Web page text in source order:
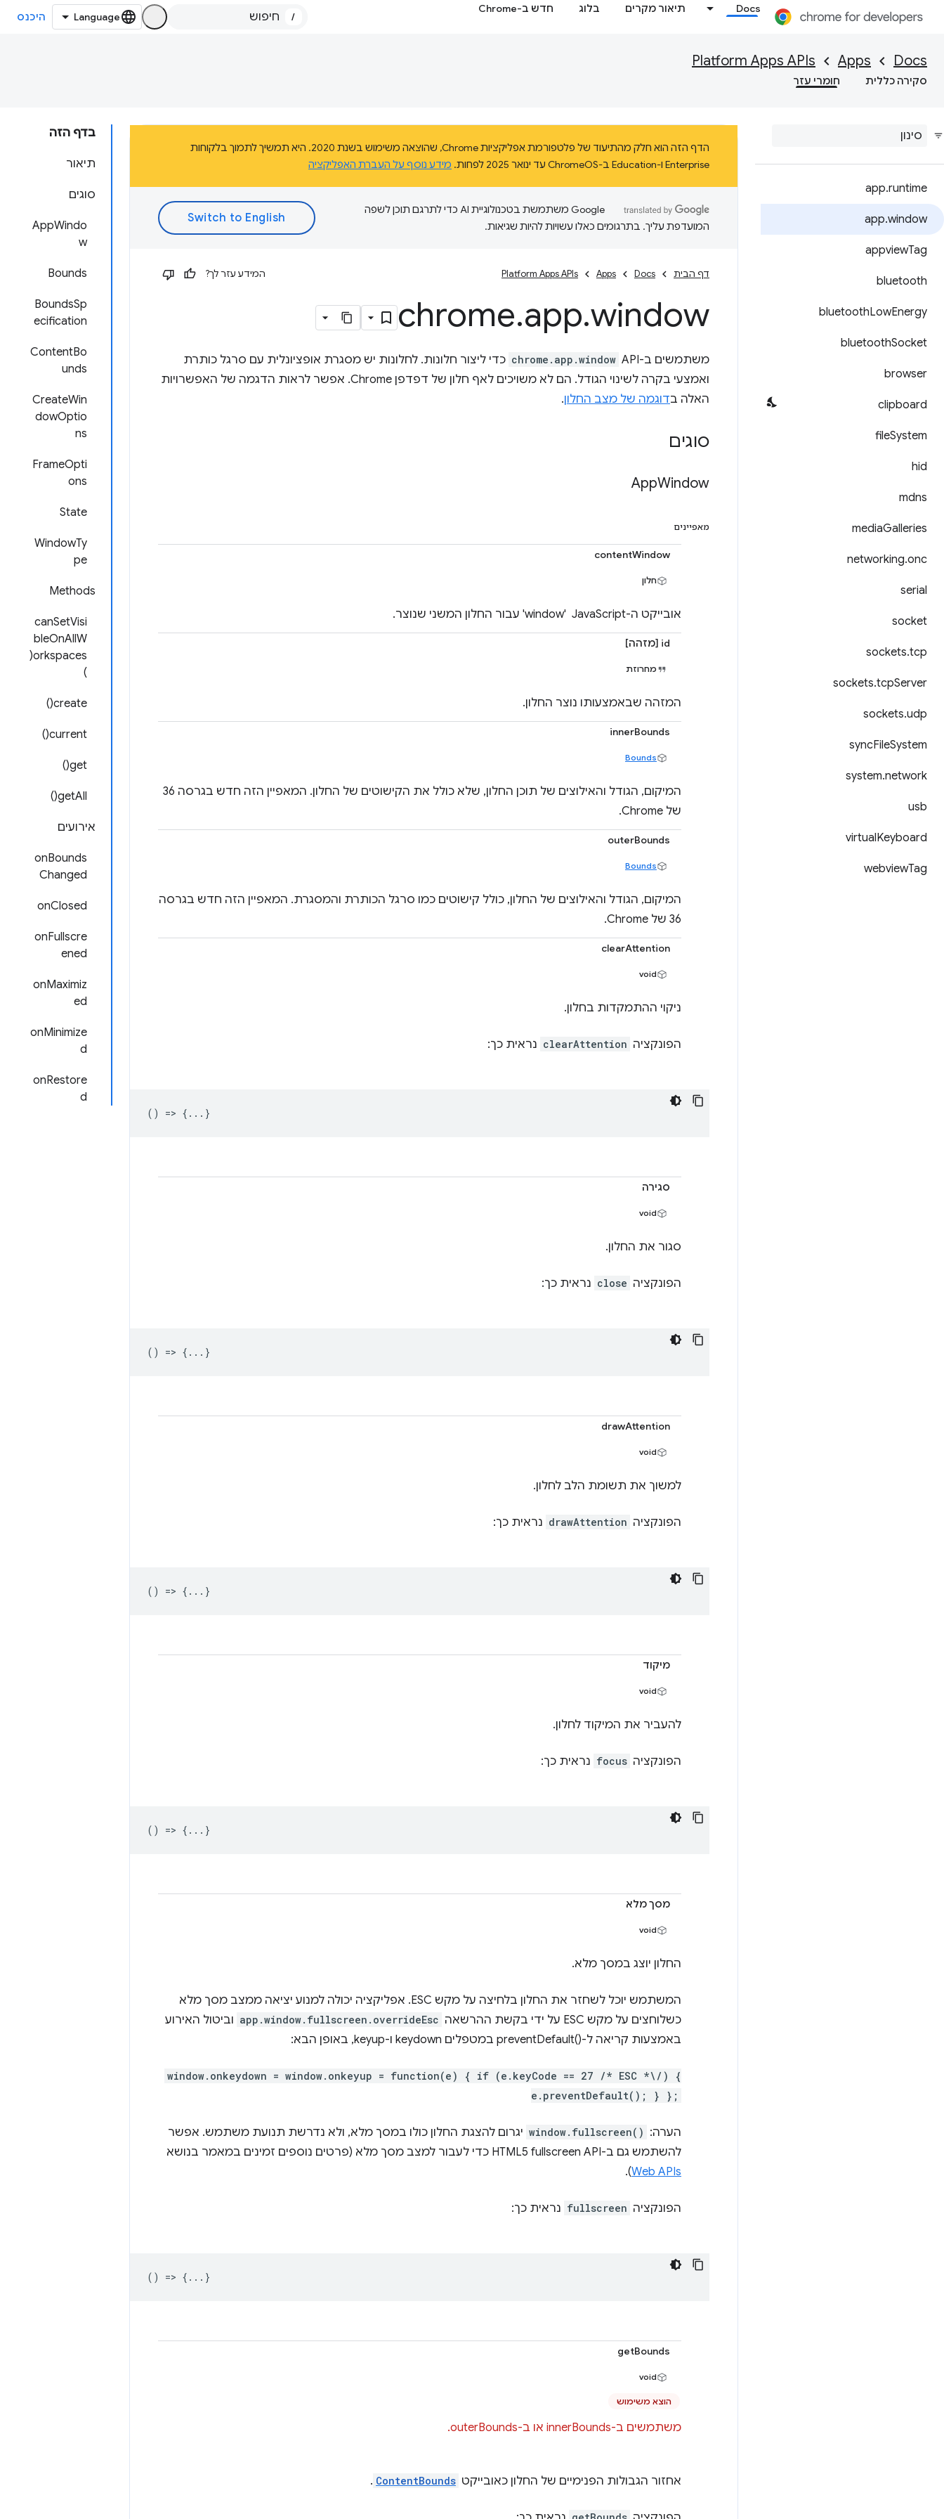
Docs תיאור מקרים בלוג חדש ב-Chrome
/ היכנס
Docs
Apps
Platform Apps APIs
סקירה כללית חומרי עזר
app.runtime
app.window
appviewTag
bluetooth
bluetoothLowEnergy
bluetoothSocket
browser
clipboard
fileSystem
hid
mdns
mediaGalleries
networking.onc
serial
socket
sockets.tcp
sockets.tcpServer
sockets.udp
syncFileSystem
system.network
usb
virtualKeyboard
webviewTag
בדף הזה
תיאור
סוגים
AppWindo
w
Bounds
BoundsSp
ecification
ContentBo
unds
CreateWin
dowOptio
ns
FrameOpti
ons
State
WindowTy
pe
Methods
canSetVisi
bleOnAllW
orkspaces(
)
create()
current()
get()
getAll()
אירועים
onBounds
Changed
onClosed
onFullscre
ened
onMaximiz
ed
onMinimize
d
onRestore
d
הדף הזה הוא חלק מהתיעוד של פלטפורמת אפליקציות Chrome, שהוצאה משימוש בשנת 2020. היא תמשיך לתמוך בלקוחות
Enterprise ו-Education ב-ChromeOS עד ינואר 2025 לפחות.
מידע נוסף על העברת האפליקציה
‫Google משתמשת בטכנולוגיית AI כדי לתרגם תוכן לשפה
המועדפת עליך. בתרגומים כאלו עשויות להיות שגיאות.
דף הבית Docs
Apps
Platform Apps APIs המידע עזר לך?
chrome.app.window
משתמשים ב-API‏ chrome.app.window כדי ליצור חלונות. לחלונות יש מסגרת אופציונלית עם סרגל כותרת
ואמצעי בקרה לשינוי הגודל. הם לא משויכים לאף חלון של דפדפן Chrome. אפשר לראות הדגמה של האפשרויות
האלה בדוגמה של מצב החלון.
סוגים
AppWindow
מאפיינים
contentWindow
חלון
אובייקט ה-JavaScript ‏ 'window' עבור החלון המשני שנוצר.
id [מזהה]
מחרוזת
המזהה שבאמצעותו נוצר החלון.
innerBounds
Bounds
המיקום, הגודל והאילוצים של תוכן החלון, שלא כולל את הקישוטים של החלון. המאפיין הזה חדש בגרסה 36
של Chrome.
outerBounds
Bounds
המיקום, הגודל והאילוצים של החלון, כולל קישוטים כמו סרגל הכותרת והמסגרת. המאפיין הזה חדש בגרסה
36 של Chrome.
clearAttention
void
ניקוי ההתמקדות בחלון.
הפונקציה clearAttention נראית כך:
() => {...}
סגירה
void
סגור את החלון.
הפונקציה close נראית כך:
() => {...}
drawAttention
void
למשוך את תשומת הלב לחלון.
הפונקציה drawAttention נראית כך:
() => {...}
מיקוד
void
להעביר את המיקוד לחלון.
הפונקציה focus נראית כך:
() => {...}
מסך מלא
void
החלון יוצג במסך מלא.
המשתמש יוכל לשחזר את החלון בלחיצה על מקש ESC. אפליקציה יכולה למנוע יציאה ממצב מסך מלא
כשלוחצים על מקש ESC על ידי בקשת ההרשאה
app.window.fullscreen.overrideEsc וביטול האירוע
באמצעות קריאה ל-preventDefault()‎ במטפלים keydown ו-keyup, באופן הבא:
window.onkeydown = window.onkeyup = function(e) { if (e.keyCode == 27 /* ESC *\/) {
e.preventDefault(); } };
הערה: window.fullscreen() יגרום להצגת החלון כולו במסך מלא, ולא נדרשת תנועת משתמש. אפשר
להשתמש גם ב-HTML5 fullscreen API כדי לעבור למצב מסך מלא (פרטים נוספים זמינים במאמר בנושא
Web APIs
).
הפונקציה fullscreen נראית כך:
() => {...}
getBounds
void
הוצא משימוש
משתמשים ב-innerBounds או ב-outerBounds.
אחזור הגבולות הפנימיים של החלון כאובייקט ContentBounds
.